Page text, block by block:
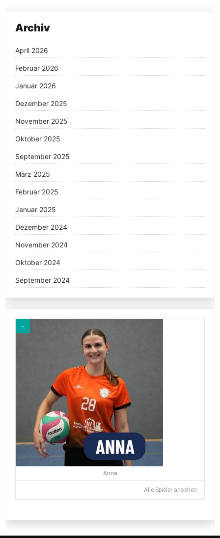
Archiv
April 2026
Februar 2026
Januar 2026
Dezember 2025
November 2025
Oktober 2025
September 2025
März 2025
Februar 2025
Januar 2025
Dezember 2024
November 2024
Oktober 2024
September 2024
–
Anna
Alle Spieler ansehen